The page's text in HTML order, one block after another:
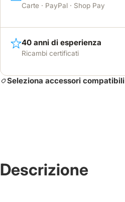
Carte · PayPal · Shop Pay
40 anni di esperienza
Ricambi certificati
Seleziona accessori compatibili
Descrizione